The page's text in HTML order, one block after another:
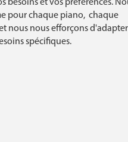
besoins et vos préférences.
pour chaque piano, chaque
nous nous efforçons d'adapter
spécifiques.